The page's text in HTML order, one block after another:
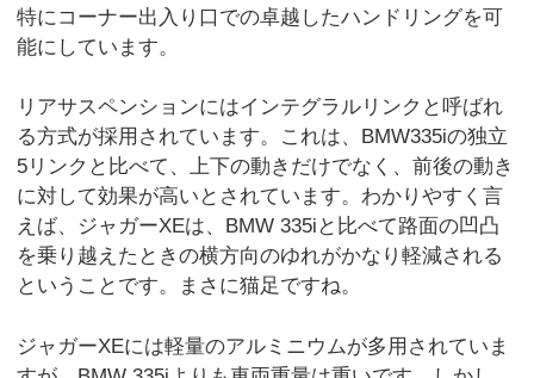
特にコーナー出入り口での卓越したハンドリングを可
能にしています。
リアサスペンションにはインテグラルリンクと呼ばれ
る方式が採用されています。これは、BMW335iの独立
5リンクと比べて、上下の動きだけでなく、前後の動き
に対して効果が高いとされています。わかりやすく言
えば、ジャガーXEは、BMW 335iと比べて路面の凹凸
を乗り越えたときの横方向のゆれがかなり軽減される
ということです。まさに猫足ですね。
ジャガーXEには軽量のアルミニウムが多用されていま